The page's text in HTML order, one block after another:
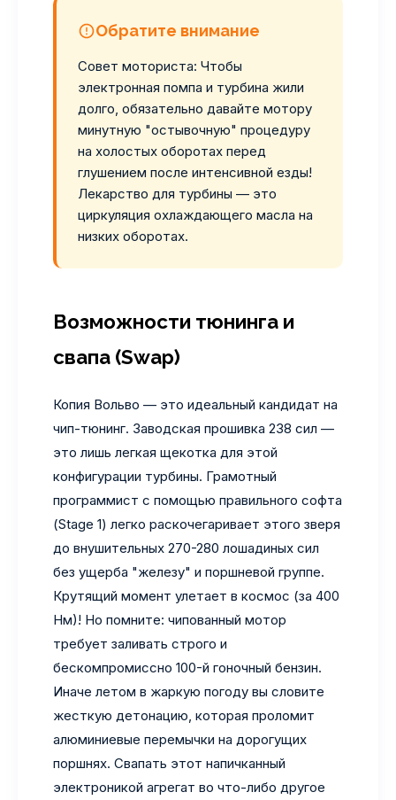
Обратите внимание
Совет моториста: Чтобы
электронная помпа и турбина жили
долго, обязательно давайте мотору
минутную "остывочную" процедуру
на холостых оборотах перед
глушением после интенсивной езды!
Лекарство для турбины — это
циркуляция охлаждающего масла на
низких оборотах.
Возможности тюнинга и
свапа (Swap)
Копия Вольво — это идеальный кандидат на
чип-тюнинг. Заводская прошивка 238 сил —
это лишь легкая щекотка для этой
конфигурации турбины. Грамотный
программист с помощью правильного софта
(Stage 1) легко раскочегаривает этого зверя
до внушительных 270-280 лошадиных сил
без ущерба "железу" и поршневой группе.
Крутящий момент улетает в космос (за 400
Нм)! Но помните: чипованный мотор
требует заливать строго и
бескомпромиссно 100-й гоночный бензин.
Иначе летом в жаркую погоду вы словите
жесткую детонацию, которая проломит
алюминиевые перемычки на дорогущих
поршнях. Свапать этот напичканный
электроникой агрегат во что-либо другое